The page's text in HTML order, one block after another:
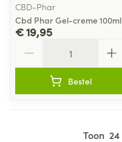
CBD-Phar
Cbd Phar Gel-creme 100ml
€ 19,95
Bestel
Toon